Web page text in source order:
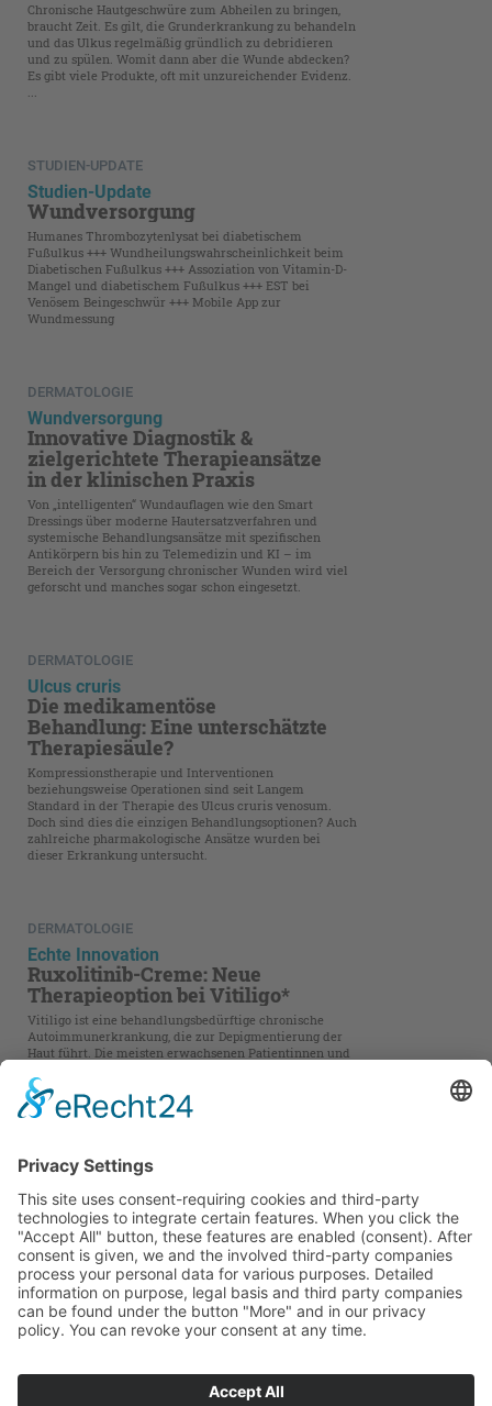
Chronische Hautgeschwüre zum Abheilen zu bringen,
braucht Zeit. Es gilt, die Grunderkrankung zu behandeln
und das Ulkus regelmäßig gründlich zu debridieren
und zu spülen. Womit dann aber die Wunde abdecken?
Es gibt viele Produkte, oft mit unzureichender Evidenz.
...
STUDIEN-UPDATE
Studien-Update
Wundversorgung
Humanes Thrombozytenlysat bei diabetischem
Fußulkus +++ Wundheilungswahrscheinlichkeit beim
Diabetischen Fußulkus +++ Assoziation von Vitamin-D-
Mangel und diabetischem Fußulkus +++ EST bei
Venösem Beingeschwür +++ Mobile App zur
Wundmessung
DERMATOLOGIE
Wundversorgung
Innovative Diagnostik &
zielgerichtete Therapieansätze
in der klinischen Praxis
Von „intelligenten“ Wundauflagen wie den Smart
Dressings über moderne Hautersatzverfahren und
systemische Behandlungsansätze mit spezifischen
Antikörpern bis hin zu Telemedizin und KI – im
Bereich der Versorgung chronischer Wunden wird viel
geforscht und manches sogar schon eingesetzt.
DERMATOLOGIE
Ulcus cruris
Die medikamentöse
Behandlung: Eine unterschätzte
Therapiesäule?
Kompressionstherapie und Interventionen
beziehungsweise Operationen sind seit Langem
Standard in der Therapie des Ulcus cruris venosum.
Doch sind dies die einzigen Behandlungsoptionen? Auch
zahlreiche pharmakologische Ansätze wurden bei
dieser Erkrankung untersucht.
DERMATOLOGIE
Echte Innovation
Ruxolitinib-Creme: Neue
Therapieoption bei Vitiligo*
Vitiligo ist eine behandlungsbedürftige chronische
Autoimmunerkrankung, die zur Depigmentierung der
Haut führt. Die meisten erwachsenen Patientinnen und
betroffen, die mit depigmentierten Hautflecken auf
beiden Körperhälften einhergeht [1,2].
Kontakt Impressum AGB Datenschutz
Mediadaten 2026 Mediadaten DIGITAL